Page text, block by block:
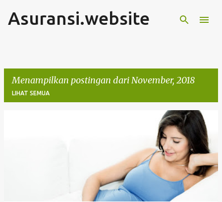
Langsung ke konten utama
Asuransi.website
Menampilkan postingan dari November, 2018
LIHAT SEMUA